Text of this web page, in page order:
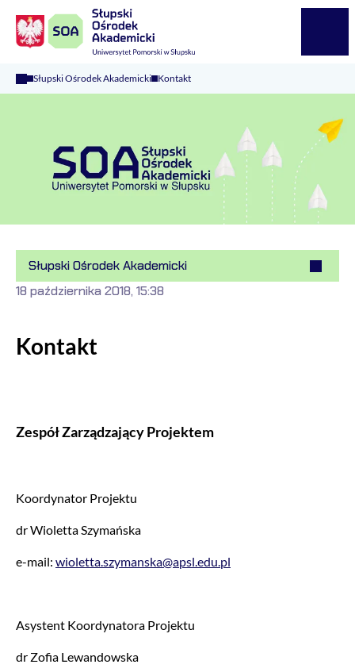
Słupski Ośrodek Akademicki Kontakt
Słupski Ośrodek Akademicki
Kontakt
18 października 2018, 15:38
Zespół Zarządzający Projektem
Koordynator Projektu
dr Wioletta Szymańska
e-mail: wioletta.szymanska@apsl.edu.pl
Asystent Koordynatora Projektu
dr Zofia Lewandowska
Logo Kaliop Poland